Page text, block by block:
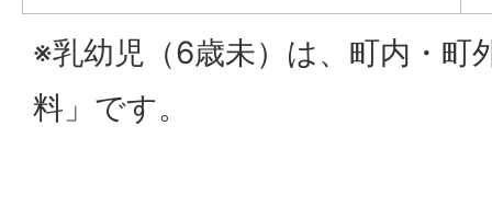
※乳幼児（6歳未）は、町内・町
料」です。